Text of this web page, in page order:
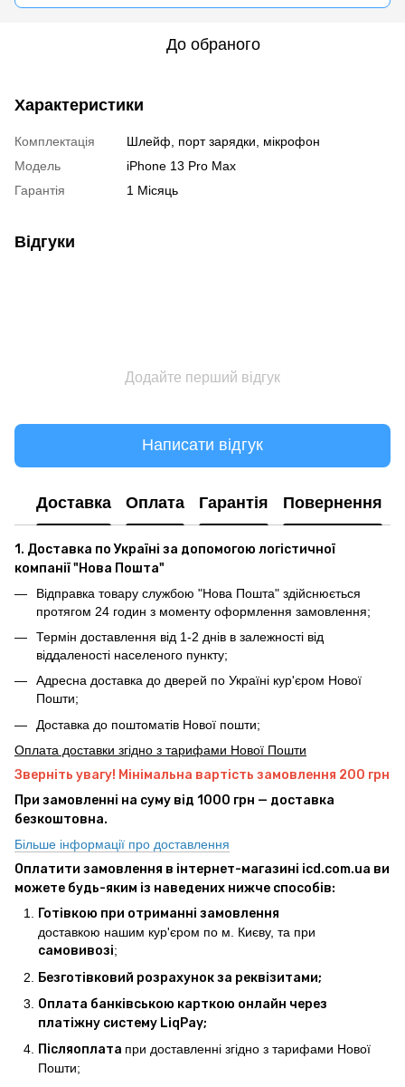
До обраного
Характеристики
Комплектація
Шлейф, порт зарядки, мікрофон
Модель
iPhone 13 Pro Max
Гарантія
1 Місяць
Відгуки
Додайте перший відгук
Написати відгук
Доставка Оплата Гарантія Повернення
1. Доставка по Україні за допомогою логістичної
компанії "Нова Пошта"
Відправка товару службою "Нова Пошта" здійснюється
протягом 24 годин з моменту оформлення замовлення;
Термін доставлення від 1-2 днів в залежності від
віддаленості населеного пункту;
Адресна доставка до дверей по Україні кур'єром Нової
Пошти;
Доставка до поштоматів Нової пошти;
Оплата доставки згідно з тарифами Нової Пошти
Зверніть увагу! Мінімальна вартість замовлення 200 грн
При замовленні на суму від 1000 грн — доставка
безкоштовна.
Більше інформації про доставлення
Оплатити замовлення в інтернет-магазині icd.com.ua ви
можете будь-яким із наведених нижче способів:
Готівкою при отриманні замовлення
доставкою нашим кур'єром по м. Києву, та при
самовивозі;
Безготівковий розрахунок за реквізитами;
Оплата банківською карткою онлайн через
платіжну систему LiqPay;
Післяоплата при доставленні згідно з тарифами Нової
Пошти;